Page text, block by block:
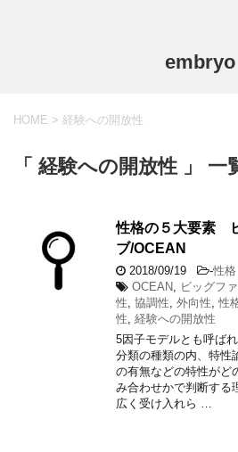
embryo
HOME > 経験への開放性
「 経験への開放性 」 一
性格の５大要素
ブ/OCEAN
2018/09/19 -性
OCEAN
ビッグフ
性 協調性 外向性 性
性 経験への開放性
5因子モデルとも呼ば
分類の種類の内、特性
の有無などの特性がど
み合わせかで判断する
広く受け入れら …